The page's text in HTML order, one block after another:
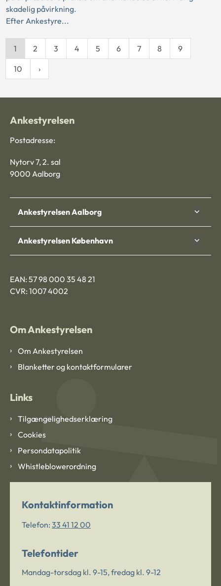
skadelig påvirkning.
Efter Ankestyre...
1 2 3 4 5 6 7 8 9
10
Ankestyrelsen
Postadresse:
Nytorv 7, 2. sal
9000 Aalborg
Ankestyrelsen Aalborg
Ankestyrelsen København
EAN: 57 98 000 35 48 21
CVR: 1007 4002
Om Ankestyrelsen
Om Ankestyrelsen
Blanketter og kontaktformularer
Links
Tilgængelighedserklæring
Cookies
Persondatapolitik
Whistleblowerordning
Kontaktinformation
Telefon: 33 41 12 00
Telefontider
Mandag-torsdag kl. 9-15, fredag kl. 9-12